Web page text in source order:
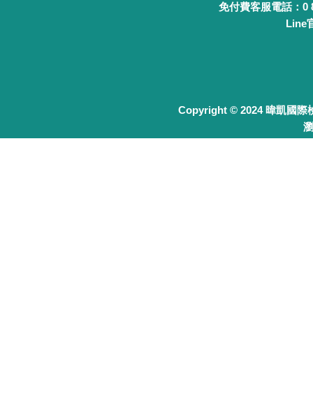
免付費客服電話：0
Line
Copyright © 2024 暐凱國際